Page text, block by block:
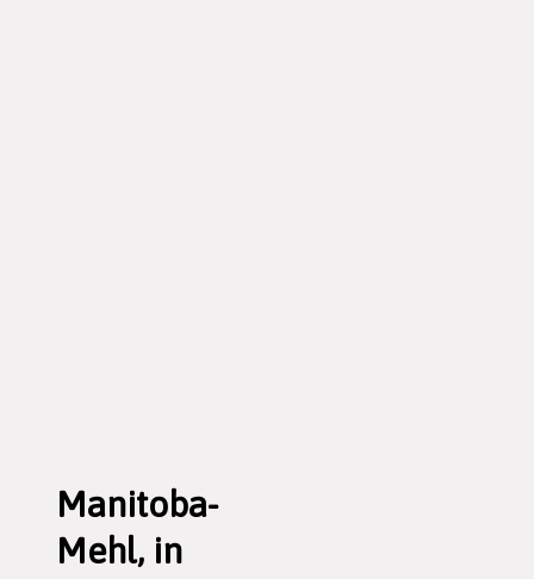
Manitoba-
Mehl, in